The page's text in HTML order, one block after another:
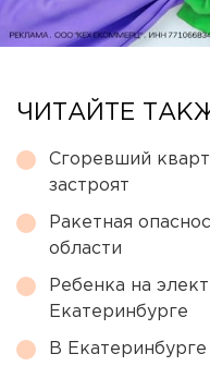
ЧИТАЙТЕ
Сгоревший
застроят
Ракетная
области
Ребенка на
Екатеринбурге
В